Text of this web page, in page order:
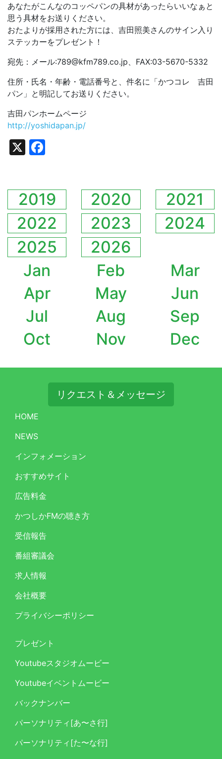
あなたがこんなのコッペパンの具材があったらいいなぁと
思う具材をお送りください。
おたよりが採用された方には、吉田照美さんのサイン入り
ステッカーをプレゼント！
宛先：メール:789@kfm789.co.jp、FAX:03-5670-5332
住所・氏名・年齢・電話番号と、件名に「かつコレ 吉田
パン」と明記してお送りください。
吉田パンホームページ
http://yoshidapan.jp/
X
2019 2020
2021
2022
2023
2024
2025
2026
Jan
Feb
Mar
Apr
May
Jun
Jul
Aug
Sep
Oct
Nov Dec
リクエスト＆メッセージ
HOME
NEWS
インフォメーション
おすすめサイト
広告料金
かつしかFMの聴き方
受信報告
番組審議会
求人情報
会社概要
プライバシーポリシー
プレゼント
Youtubeスタジオムービー
Youtubeイベントムービー
バックナンバー
パーソナリティ[あ〜さ行]
パーソナリティ[た〜な行]